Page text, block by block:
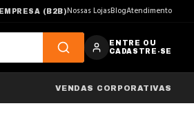
(B2B)Nossas LojasBlogAtendimento
ENTRE OU
CADASTRE-SE
VENDAS CORPORATIVAS